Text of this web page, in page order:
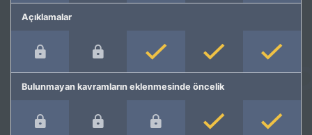
Açıklamalar
Bulunmayan kavramların eklenmesinde öncelik